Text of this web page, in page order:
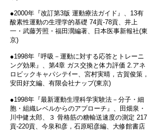
●2000年『改訂第3版 運動療法ガイド』、13有
酸素性運動の生理学的基礎 74貢‐78貢、井上
一・武藤芳照・福田濶編著、日本医事新報社(東
京)
●1998年『呼吸－運動に対する応答とトレーニ
ング効果』、第4章 ガス交換と体力評価 2.アネ
ロビックキャパシテｲー、宮村実晴，古賀俊策，
安田好文編、有限会社ナップ(東京)
●1998年『最新運動生理科学実験法－分子・細
胞・組織レベルからのアプローチ』、田畑泉・
川中健太郎、３ 骨格筋の糖輸送速度の測定 217
貢‐220貢、今泉和彦，石原昭彦編、大修館書店